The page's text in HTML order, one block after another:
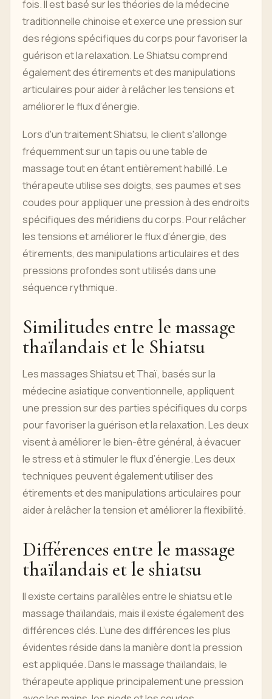
fois. Il est basé sur les théories de la médecine
traditionnelle chinoise et exerce une pression sur
des régions spécifiques du corps pour favoriser la
guérison et la relaxation. Le Shiatsu comprend
également des étirements et des manipulations
articulaires pour aider à relâcher les tensions et
améliorer le flux d’énergie.
Lors d'un traitement Shiatsu, le client s'allonge
fréquemment sur un tapis ou une table de
massage tout en étant entièrement habillé. Le
thérapeute utilise ses doigts, ses paumes et ses
coudes pour appliquer une pression à des endroits
spécifiques des méridiens du corps. Pour relâcher
les tensions et améliorer le flux d’énergie, des
étirements, des manipulations articulaires et des
pressions profondes sont utilisés dans une
séquence rythmique.
Similitudes entre le massage
thaïlandais et le Shiatsu
Les massages Shiatsu et Thaï, basés sur la
médecine asiatique conventionnelle, appliquent
une pression sur des parties spécifiques du corps
pour favoriser la guérison et la relaxation. Les deux
visent à améliorer le bien-être général, à évacuer
le stress et à stimuler le flux d’énergie. Les deux
techniques peuvent également utiliser des
étirements et des manipulations articulaires pour
aider à relâcher la tension et améliorer la flexibilité.
Différences entre le massage
thaïlandais et le shiatsu
Il existe certains parallèles entre le shiatsu et le
massage thaïlandais, mais il existe également des
différences clés. L’une des différences les plus
évidentes réside dans la manière dont la pression
est appliquée. Dans le massage thaïlandais, le
thérapeute applique principalement une pression